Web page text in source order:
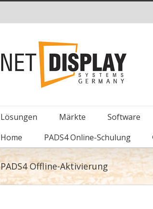
Lösungen Märkte Software
Home
PADS4 Online-Schulung
PADS4 Offline-Aktivierung